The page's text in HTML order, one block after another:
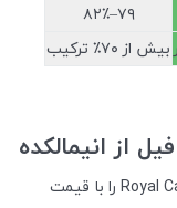
۷۹–۸۲٪
بیش از ۷۰٪ ترکیب
از انیمالکده
در انیمالکده می‌توانید پوچ Royal Canin Sensory Feel را با قیمت